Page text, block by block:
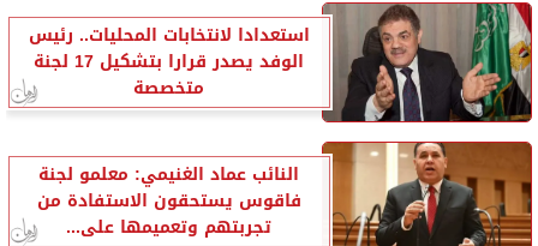
استعدادا لانتخابات المحليات.. رئيس
الوفد يصدر قرارا بتشكيل 17 لجنة
متخصصة
النائب عماد الغنيمي: معلمو لجنة
فاقوس يستحقون الاستفادة من
تجربتهم وتعميمها على...